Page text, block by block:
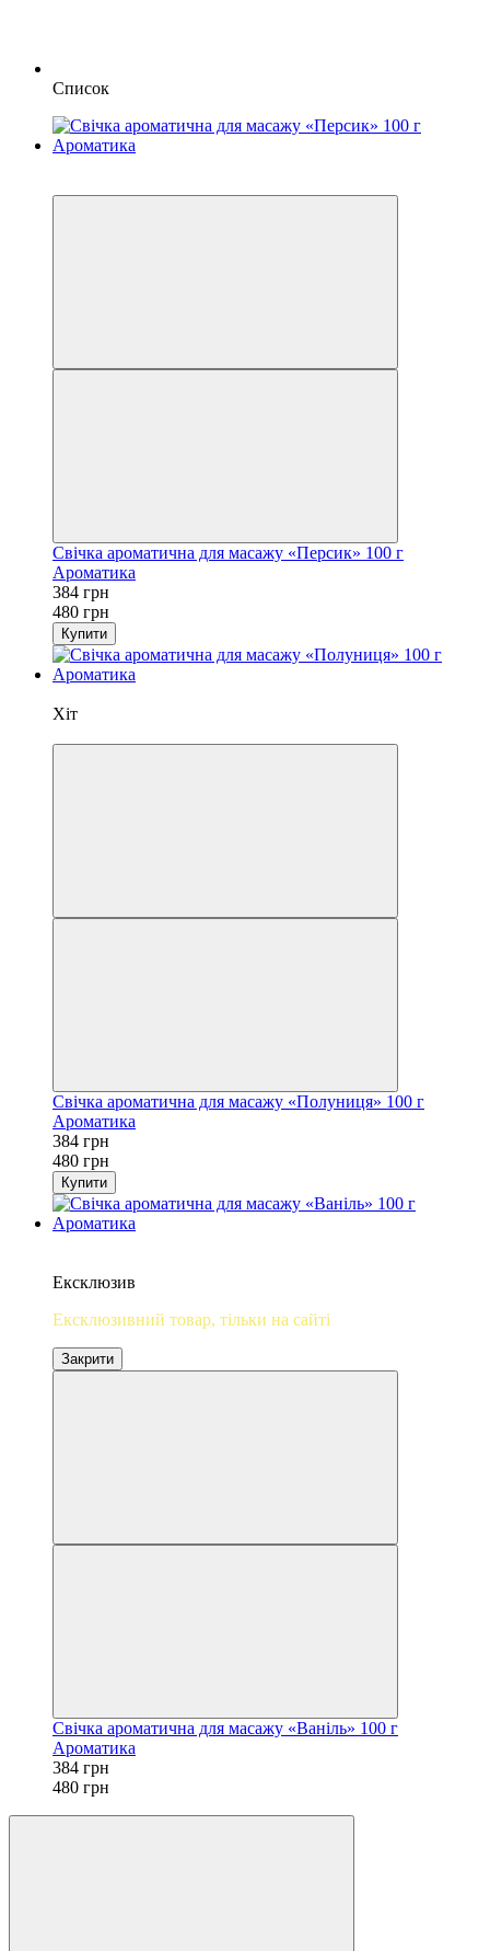
Список
Свічка ароматична для масажу «Персик» 100 г
Ароматика
384 грн
480 грн
Купити
Хіт
Свічка ароматична для масажу «Полуниця» 100 г
Ароматика
384 грн
480 грн
Купити
Ексклюзив
Ексклюзивний товар, тільки на сайті
Закрити
Свічка ароматична для масажу «Ваніль» 100 г
Ароматика
384 грн
480 грн